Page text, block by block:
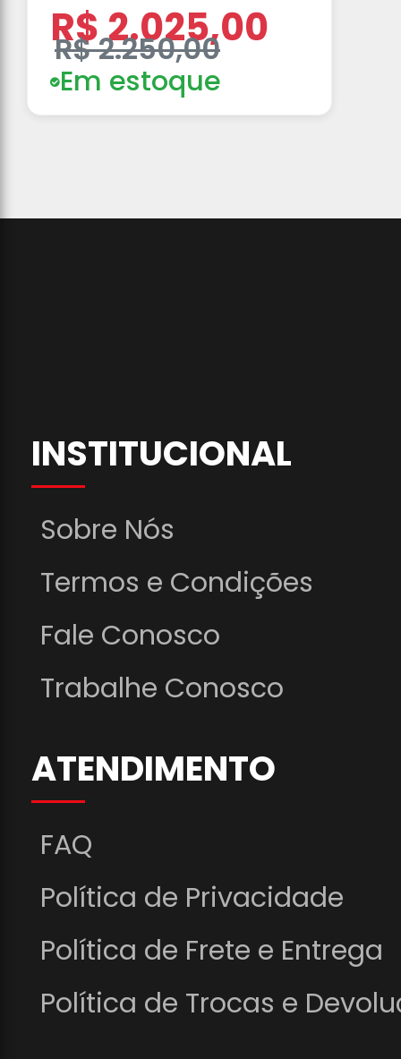
R$ 2.025,00
R$ 2.250,00
Em estoque
INSTITUCIONAL
Sobre Nós
Termos e Condições
Fale Conosco
Trabalhe Conosco
ATENDIMENTO
FAQ
Política de Privacidade
Política de Frete e Entrega
Política de Trocas e